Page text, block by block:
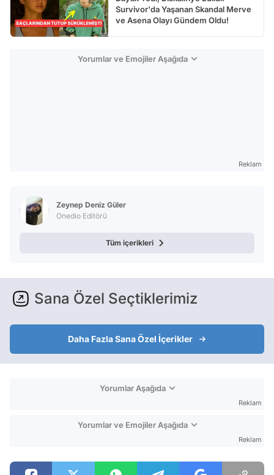
Survivor'da Yaşanan Skandal Merve
ve Asena Olayı Gündem Oldu!
Yorumlar ve Emojiler Aşağıda
Reklam
Zeynep Deniz Güler
Onedio Editörü
Tüm içerikleri
Sana Özel Seçtiklerimiz
Daha Fazla Sana Özel İçerikler
Yorumlar Aşağıda
Reklam
Yorumlar ve Emojiler Aşağıda
Reklam